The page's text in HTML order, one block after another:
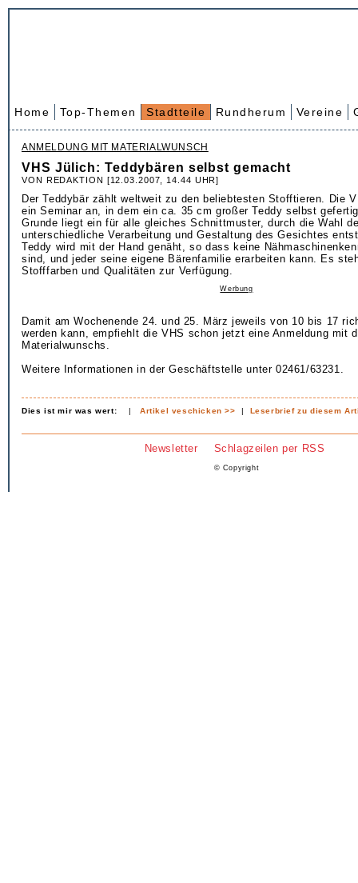
Home Top-Themen Stadtteile Rundherum Vereine
ANMELDUNG MIT MATERIALWUNSCH
VHS Jülich: Teddybären selbst gemacht
VON REDAKTION [12.03.2007, 14.44 UHR]
Der Teddybär zählt weltweit zu den beliebtesten Stofftieren. Die
ein Seminar an, in dem ein ca. 35 cm großer Teddy selbst
Grunde liegt ein für alle gleiches Schnittmuster, durch die Wahl
unterschiedliche Verarbeitung und Gestaltung des Gesichtes
Teddy wird mit der Hand genäht, so dass keine
sind, und jeder seine eigene Bärenfamilie erarbeiten kann. Es
Stofffarben und Qualitäten zur Verfügung.
Werbung
Damit am Wochenende 24. und 25. März jeweils von 10 bis 17
werden kann, empfiehlt die VHS schon jetzt eine Anmeldung mit
Materialwunschs.
Weitere Informationen in der Geschäftstelle unter 02461/63231.
Dies ist mir was wert: |Artikel veschicken >> | Leserbrief zu diesem
Newsletter Schlagzeilen per RSS
© Copyright